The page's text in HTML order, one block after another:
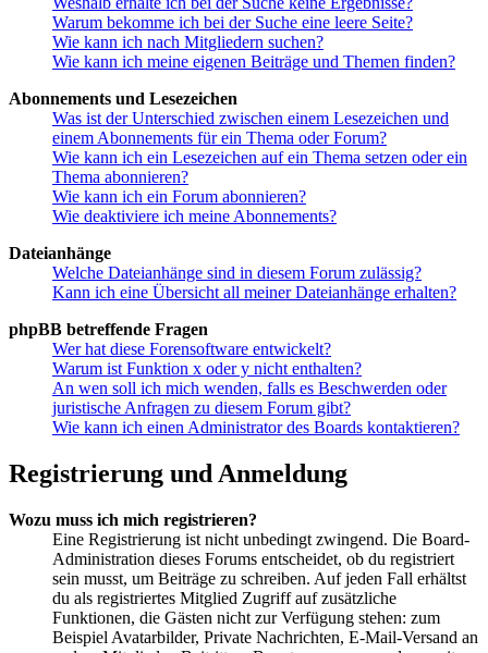
Warum bekomme ich bei der Suche eine leere Seite?
Wie kann ich nach Mitgliedern suchen?
Wie kann ich meine eigenen Beiträge und Themen finden?
Abonnements und Lesezeichen
Was ist der Unterschied zwischen einem Lesezeichen und
einem Abonnements für ein Thema oder Forum?
Wie kann ich ein Lesezeichen auf ein Thema setzen oder ein
Thema abonnieren?
Wie kann ich ein Forum abonnieren?
Wie deaktiviere ich meine Abonnements?
Dateianhänge
Welche Dateianhänge sind in diesem Forum zulässig?
Kann ich eine Übersicht all meiner Dateianhänge erhalten?
phpBB betreffende Fragen
Wer hat diese Forensoftware entwickelt?
Warum ist Funktion x oder y nicht enthalten?
An wen soll ich mich wenden, falls es Beschwerden oder
juristische Anfragen zu diesem Forum gibt?
Wie kann ich einen Administrator des Boards kontaktieren?
Registrierung und Anmeldung
Wozu muss ich mich registrieren?
Eine Registrierung ist nicht unbedingt zwingend. Die Board-
Administration dieses Forums entscheidet, ob du registriert
sein musst, um Beiträge zu schreiben. Auf jeden Fall erhältst
du als registriertes Mitglied Zugriff auf zusätzliche
Funktionen, die Gästen nicht zur Verfügung stehen: zum
Beispiel Avatarbilder, Private Nachrichten, E-Mail-Versand an